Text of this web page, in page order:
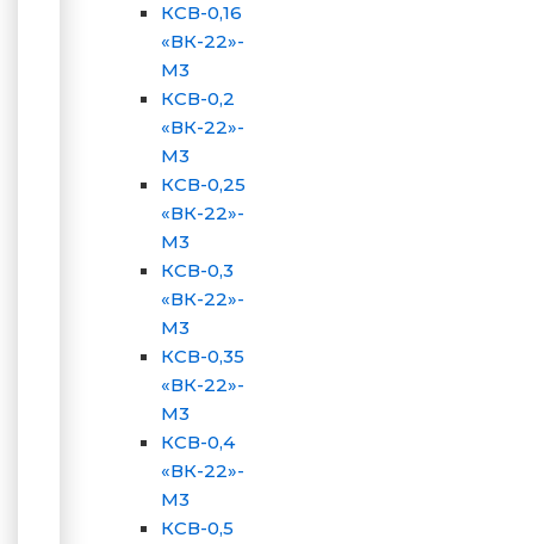
КСВ-0,16
«ВК-22»-
М3
КСВ-0,2
«ВК-22»-
М3
КСВ-0,25
«ВК-22»-
М3
КСВ-0,3
«ВК-22»-
М3
КСВ-0,35
«ВК-22»-
М3
КСВ-0,4
«ВК-22»-
М3
КСВ-0,5